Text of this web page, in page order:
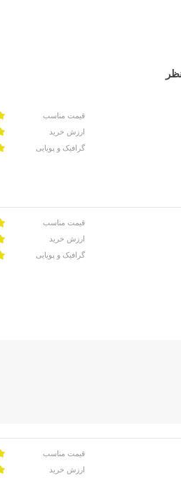
قیمت مناسب
ارزش خرید
گرافیک و پویایی
قیمت مناسب
ارزش خرید
گرافیک و پویایی
قیمت مناسب
ارزش خرید